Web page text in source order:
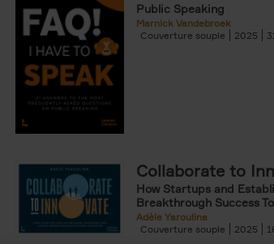
Public Speaking
Marnick Vandebroek
Couverture souple
2025
Collaborate to
How Startups and
Breakthrough Success
Adèle Yaroulina
Couverture souple
2025